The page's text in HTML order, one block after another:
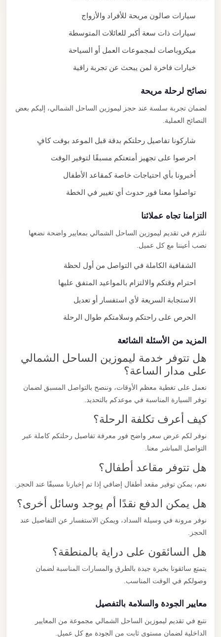
سيارات صالون مريحة للأفراد والأزواج
سيارات ذات سعة أكبر للعائلات المتوسطة
ميكروباصات لمجموعات العمل أو السياحة
خيارات فاخرة لمن يبحث عن تجربة راقية
نصائح لرحلة مريحة
لضمان تجربة سلسة عند حجز ليموزين الساحل الشمالي، إليكم بعض
النصائح العملية.
شاركونا تفاصيل رحلتكم بدقة قبل الموعد بوقت كافٍ
احرصوا على تجهيز أمتعتكم مسبقًا لتوفير الوقت
أخبرونا بأي احتياجات خاصة كمقاعد الأطفال
تواصلوا معنا فور حدوث أي تغيير في الخطة
التزامنا تجاه عملائنا
نلتزم في تقديم ليموزين الساحل الشمالي بمعايير واضحة نضعها
نصب أعيننا مع كل عميل.
الشفافية الكاملة في التواصل من أول لحظة
احترام وقتكم والالتزام بالمواعيد المتفق عليها
الاستجابة السريعة لأي استفسار أو تعديل
الحرص على راحتكم وسلامتكم طوال الرحلة
المزيد من الأسئلة الشائعة
هل تتوفر خدمة ليموزين الساحل الشمالي
على مدار الساعة؟
نعمل على تغطية معظم الأوقات، وننصح بالتواصل المسبق لضمان
توفر السيارة المناسبة في موعدكم بالتحديد.
كيف أعرف تكلفة الرحلة؟
نوفر لكم عرض سعر واضح فور معرفة تفاصيل رحلتكم كاملة عبر
التواصل المباشر معنا.
هل تتوفر مقاعد أطفال؟
نعم، يمكن توفير مقعد أطفال إضافي إذا تم إخبارنا مسبقًا عند الحجز.
هل يمكن الدفع نقدًا أم يوجد وسائل أخرى؟
نوفر مرونة في وسيلة السداد، ويمكن الاستفسار عن التفاصيل عند
الحجز.
هل السائقون على دراية بالمنطقة؟
يتمتع سائقونا بخبرة جيدة بالطرق والمسارات المناسبة لضمان
وصولكم في الوقت المناسب.
معايير الجودة والسلامة بالتفصيل
نتبع في تقديم ليموزين الساحل الشمالي مجموعة من المعايير
الداخلية لضمان مستوى ثابت من الجودة مع كل عميل.